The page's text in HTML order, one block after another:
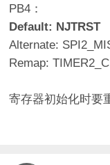
PB4：
Default: NJTRST
Alternate:
Remap:
寄存器初始化时要